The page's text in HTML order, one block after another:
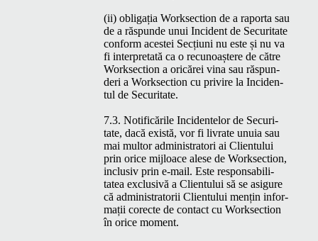
(ii) oblig­ația Work­sec­tion de a rapor­ta sau
de a răspunde unui Inci­dent de Secu­ri­tate
con­form aces­tei Secți­u­ni nu este și nu va
fi inter­pre­tată ca o recunoaștere de către
Work­sec­tion a oricărei vina sau răspun­
deri a Work­sec­tion cu privire la Inci­den­
tul de Securitate.
7.3. Noti­ficările Inci­den­telor de Secu­ri­
tate, dacă există, vor fi livrate unuia sau
mai mul­tor admin­is­tra­tori ai Clien­tu­lui
prin orice mijloace alese de Work­sec­tion,
inclu­siv prin e‑mail. Este respon­s­abil­i­
tatea exclu­sivă a Clien­tu­lui să se asig­ure
că admin­is­tra­torii Clien­tu­lui mențin infor­
mații corecte de con­tact cu Work­sec­tion
în orice moment.